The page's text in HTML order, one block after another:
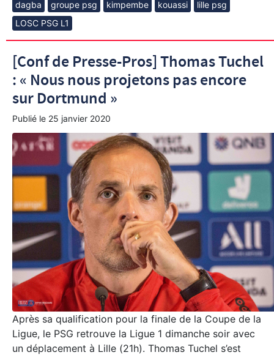
dagba groupe psg kimpembe kouassi
lille psg
LOSC PSG L1
[Conf de Presse-Pros] Thomas Tuchel
: « Nous nous projetons pas encore
sur Dortmund »
Publié le 25 janvier 2020
Après sa qualification pour la finale de la Coupe de la
Ligue, le PSG retrouve la Ligue 1 dimanche soir avec
un déplacement à Lille (21h). Thomas Tuchel s’est